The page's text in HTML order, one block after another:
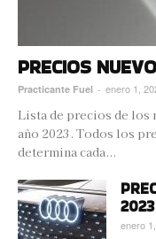
PRECIOS
Practicante Fuel - enero 1,
Lista de precios de los
año 2023. Todos los
determina cada...
2023
enero